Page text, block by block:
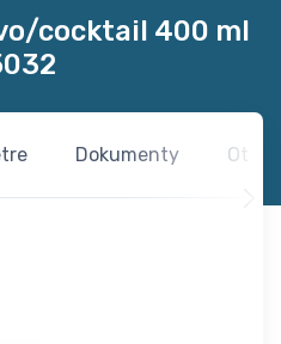
cocktail 400 ml
Dokumenty